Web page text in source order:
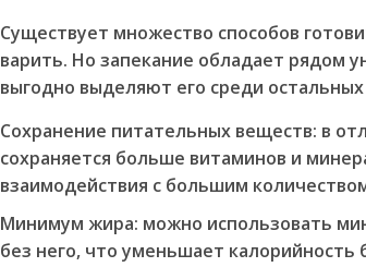
Существует множество способов
варить. Но запекание обладает рядом
выгодно выделяют его среди
Сохранение питательных веществ: в
сохраняется больше витаминов и
взаимодействия с большим
Минимум жира: можно использовать
без него, что уменьшает калорийность